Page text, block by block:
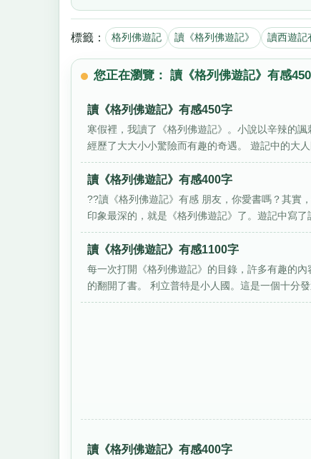
標籤： 格列佛遊記 讀《格列佛遊記》 讀西遊記
您正在瀏覽： 讀《格列佛遊記》有感
讀《格列佛遊記》有感450字
寒假裡，我讀了《格列佛遊記》。小說以辛辣的
經歷了大大小小驚險而有趣的奇遇。 遊記中的大
讀《格列佛遊記》有感400字
??讀《格列佛遊記》有感 朋友，你愛書嗎？其實
印象最深的，就是《格列佛遊記》了。遊記中寫了
讀《格列佛遊記》有感1100字
每一次打開《格列佛遊記》的目錄，許多有趣的
的翻開了書。 利立普特是小人國。這是一個十分
讀《格列佛遊記》有感400字